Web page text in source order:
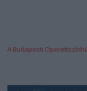
A Budapesti